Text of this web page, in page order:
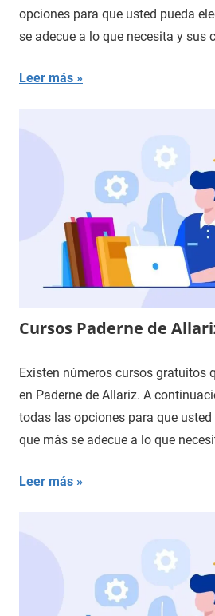
opciones para que usted pueda
se adecue a lo que necesita y sus
Leer más
Cursos Paderne de
Existen números cursos gratuitos
en Paderne de Allariz. A
todas las opciones para que
que más se adecue a lo que
Leer más